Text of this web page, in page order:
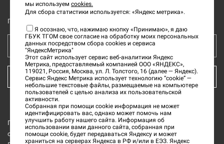
Подпишитесь на рассылку новостей
Ваш e-mail адрес
КУПИТЬ БИЛЕТ
Государственное бюджетное учреждение культуры «Тверской
области Тверской государственный объединённый музей» (далее
мы используем cookies.
Для сбора статистики используется: «Яндекс метрика».
Я осознаю, что, нажимаю кнопку «Принимаю», я даю
ГБУК ТГОМ свое согласие на обработку моих персональных
данных посредством сбора cookies и сервиса
"ЯндексМетрика"
Этот сайт использует сервис веб-аналитики Яндекс
Метрика, предоставляемый компанией ООО «ЯНДЕКС»,
119021, Россия, Москва, ул. Л. Толстого, 16 (далее — Яндекс).
Сервис Яндекс Метрика использует технологию “cookie” —
небольшие текстовые файлы, размещаемые на компьютере
пользователей с целью анализа их пользовательской
активности.
Собранная при помощи cookie информация не может
идентифицировать вас, однако может помочь нам
улучшить работу нашего сайта. Информация об
использовании вами данного сайта, собранная при
помощи cookie, будет передаваться Яндексу и может
храниться на серверах Яндекса в РФ и/или в ЕЭЗ. Яндекс